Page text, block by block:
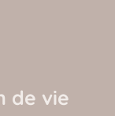
de vie